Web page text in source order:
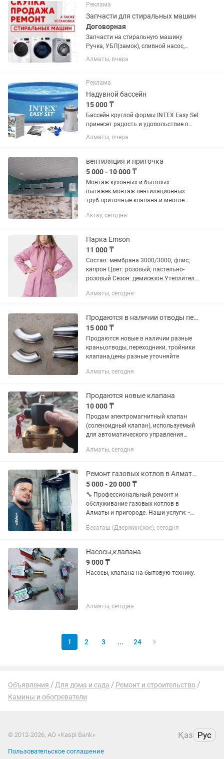
— для удобства транспортировки и...
Реклама
Запчасти для стиральных машин
Договорная
Запчасти на стиральную машину
Ручка, УБЛ(замок), сливной насос,
щетки, подшипники, Тэн, клапан,
барабан, плата управления, двигатель,
Алматы, вчера
Реклама
Надувной бассейн
15 000 ₸
Бассейн круглой формы INTEX Easy Set
принесет радость и удовольствие в
жаркие летние дни вам и вашей семье.
"Easy Set" - серия бассейнов, которые
применения каких-либо...
Алматы, вчера
вентиляция и приточка
5 000 - 10 000 ₸
Монтаж кухонных и бытовых
вытяжек.монтаж вентиляционных
труб.приточные клапана.и многое
наличии!
Актау, сегодня
Парка Emson
11 000 ₸
Состав: мембрана 3000/3000; флис;
капрон Цвет: розовый; пастельно-
розовый Сезон: демисезон Утеплитель:
до +10С Плотность синтетического
Алматы, сегодня
Продаются в наличии отводы переходники новые
15 000 ₸
Продаются новые в наличии разные
краны,отводы, переходники, тройники
клапана,цены разные уточняйте
Алматы, сегодня
Продаются новые клапана
10 000 ₸
Продам электромагнитный клапан
(соленоидный клапан), используемый
для автоматического управления
Принцип действия: При подаче
катушку...
Алматы, сегодня
Ремонт газовых котлов в Алматы Срочный выезд
5 000 - 20 000 ₸
🔧 Профессиональный ремонт и
обслуживание газовых котлов в
Алматы и пригороде. Наши услуги: •
Чистка теплообменника и горелки •
Замена...
Бесагаш (Дзержинское), сегодня
Насосы,клапана
9 000 ₸
Насосы, клапана на бытовую технику.
Алматы, сегодня
1 2 3 ... 24
Объявления Для дома и сада
Ремонт и строительство
Камины и обогреватели
© 2012-2026, АО «Kaspi Bank» Қаз Рус
Пользовательское соглашение